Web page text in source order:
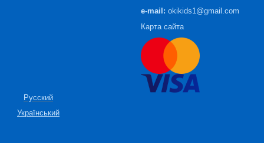
e-mail: okikids1@gmail.com
Карта сайта
Русский
Український